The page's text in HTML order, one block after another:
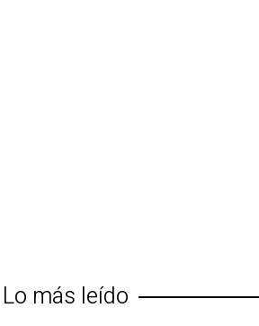
Lo más leído